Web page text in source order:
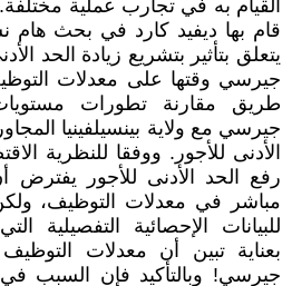
القيام به في تجارب عملية
يتعلق بتأثير بتشريع زيادة الحد
جيرسي وقتها على معدلات
طريق مقارنة تطورات
جيرسي مع ولاية بينسيلفينيا
الأدنى للأجور. ووفقا للنظرية
رفع الحد الأدنى للأجور
مباشر في معدلات التوظيف،
للبيانات الإحصائية التفصيلية
بعناية تبين أن معدلات
جيرسي! وبالتأكيد فإن السبب